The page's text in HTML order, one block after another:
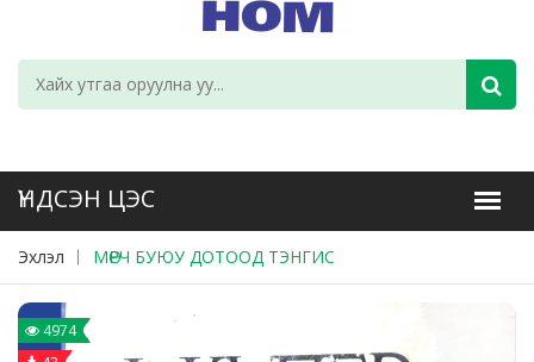
Эхлэл МӨРЧ БУЮУ ДОТООД ТЭНГИС
4974